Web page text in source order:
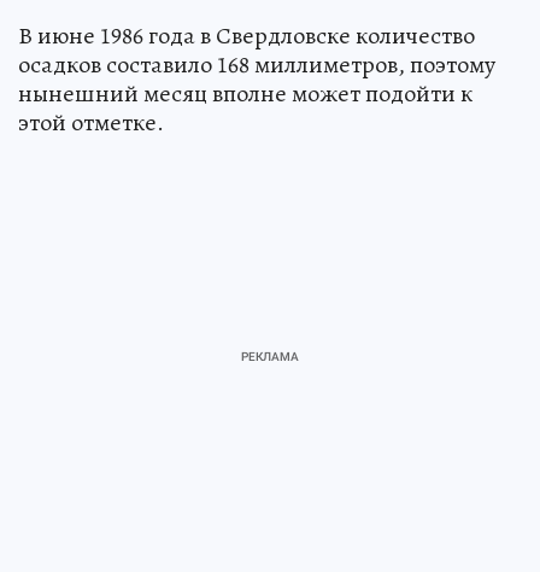
В июне 1986 года в Свердловске количество
осадков составило 168 миллиметров, поэтому
нынешний месяц вполне может подойти к
этой отметке.